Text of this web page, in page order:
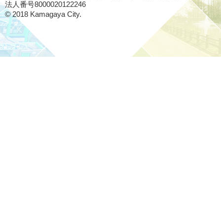
法人番号8000020122246
© 2018 Kamagaya City.